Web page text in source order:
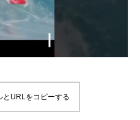
とURLをコピーする